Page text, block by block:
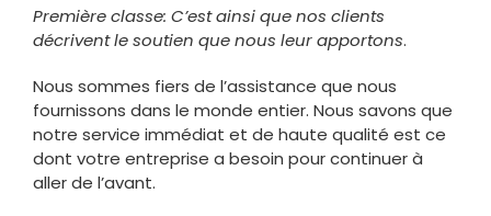
Première classe: C’est ainsi que nos clients
décrivent le soutien que nous leur apportons.
Nous sommes fiers de l’assistance que nous
fournissons dans le monde entier. Nous savons que
notre service immédiat et de haute qualité est ce
dont votre entreprise a besoin pour continuer à
aller de l’avant.